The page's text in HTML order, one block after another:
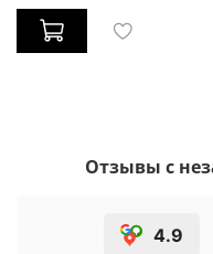
Отзывы с
4.9